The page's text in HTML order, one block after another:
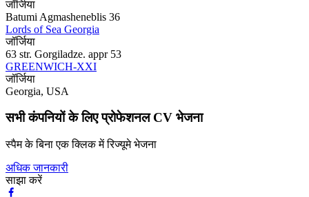
जॉर्जिया
Batumi Agmasheneblis 36
Lords of Sea Georgia
जॉर्जिया
63 str. Gorgiladze. appr 53
GREENWICH-XXI
जॉर्जिया
Georgia, USA
सभी कंपनियों के लिए प्रोफेशनल CV भेजना
स्पैम के बिना एक क्लिक में रिज्यूमे भेजना
अधिक जानकारी
साझा करें